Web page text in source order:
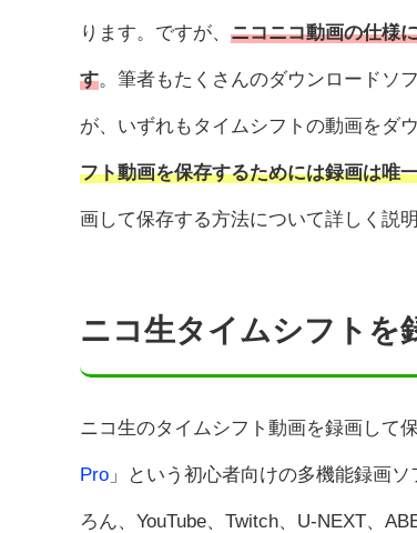
ります。ですが、 ニコニコ動画の仕様
す。筆者もたくさんのダウンロードソ
が、いずれもタイムシフトの動画をダ
フト動画を保存するためには録画は唯
画して保存する方法について詳しく説
ニコ生タイムシフトを
ニコ生のタイムシフト動画を録画して
Pro 」という初心者向けの多機能録画ソ
ろん、YouTube、Twitch、U-NEXT、